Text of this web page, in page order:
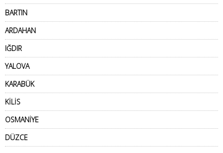
BARTIN
ARDAHAN
IĞDIR
YALOVA
KARABÜK
KİLİS
OSMANİYE
DÜZCE